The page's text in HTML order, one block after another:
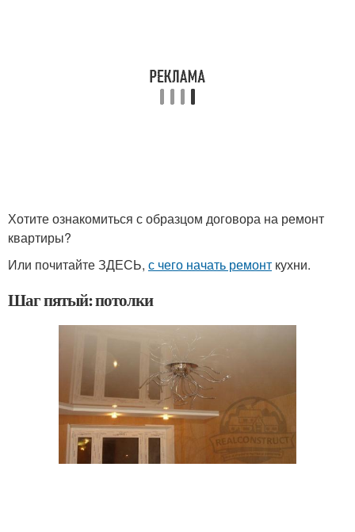
Хотите ознакомиться с образцом договора на ремонт
квартиры?
Или почитайте ЗДЕСЬ, с чего начать ремонт кухни.
Шаг пятый: потолки